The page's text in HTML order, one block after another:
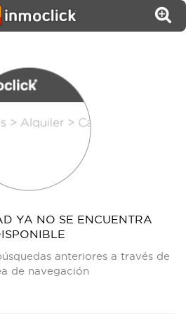
YA NO SE ENCUENTRA
anteriores a través de
de navegación